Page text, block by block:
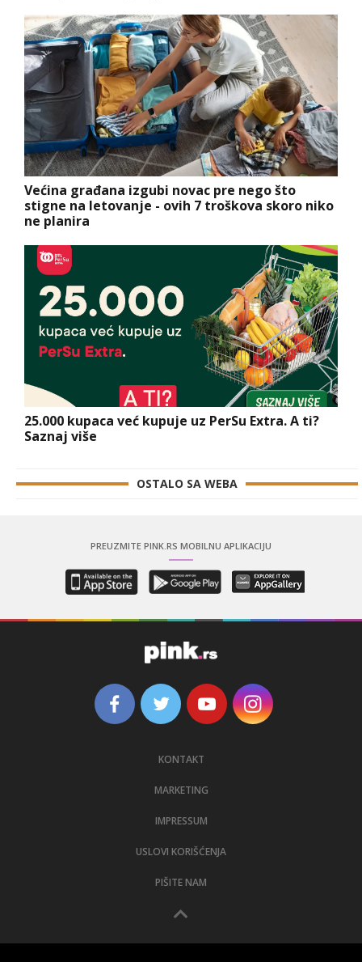
Većina građana izgubi novac pre nego što
stigne na letovanje - ovih 7 troškova skoro niko
ne planira
25.000 kupaca već kupuje uz PerSu Extra. A ti?
Saznaj više
OSTALO SA WEBA
PREUZMITE PINK.RS MOBILNU APLIKACIJU
KONTAKT
MARKETING
IMPRESSUM
USLOVI KORIŠĆENJA
PIŠITE NAM